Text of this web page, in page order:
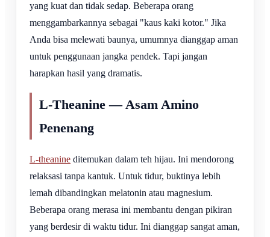
yang kuat dan tidak sedap. Beberapa orang
menggambarkannya sebagai "kaus kaki kotor." Jika
Anda bisa melewati baunya, umumnya dianggap aman
untuk penggunaan jangka pendek. Tapi jangan
harapkan hasil yang dramatis.
L-Theanine — Asam Amino
Penenang
L-theanine ditemukan dalam teh hijau. Ini mendorong
relaksasi tanpa kantuk. Untuk tidur, buktinya lebih
lemah dibandingkan melatonin atau magnesium.
Beberapa orang merasa ini membantu dengan pikiran
yang berdesir di waktu tidur. Ini dianggap sangat aman,